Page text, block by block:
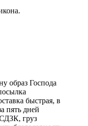
образ Господа
быстрая, в
пять дней
груз